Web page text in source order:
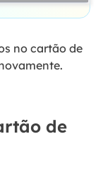
no cartão de
de